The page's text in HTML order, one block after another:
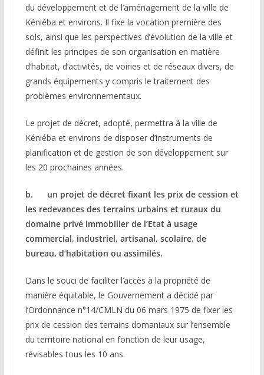
du développement et de l’aménagement de la ville de
Kéniéba et environs. Il fixe la vocation première des
sols, ainsi que les perspectives d’évolution de la ville et
définit les principes de son organisation en matière
d’habitat, d’activités, de voiries et de réseaux divers, de
grands équipements y compris le traitement des
problèmes environnementaux.
Le projet de décret, adopté, permettra à la ville de
Kéniéba et environs de disposer d’instruments de
planification et de gestion de son développement sur
les 20 prochaines années.
b. un projet de décret fixant les prix de cession et
les redevances des terrains urbains et ruraux du
domaine privé immobilier de l’Etat à usage
commercial, industriel, artisanal, scolaire, de
bureau, d’habitation ou assimilés.
Dans le souci de faciliter l’accès à la propriété de
manière équitable, le Gouvernement a décidé par
l’Ordonnance n°14/CMLN du 06 mars 1975 de fixer les
prix de cession des terrains domaniaux sur l’ensemble
du territoire national en fonction de leur usage,
révisables tous les 10 ans.